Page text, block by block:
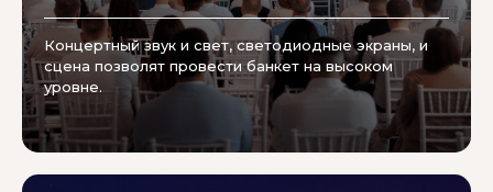
Концертный звук и свет, светодиодные экраны, и
сцена позволят провести банкет на высоком
уровне.